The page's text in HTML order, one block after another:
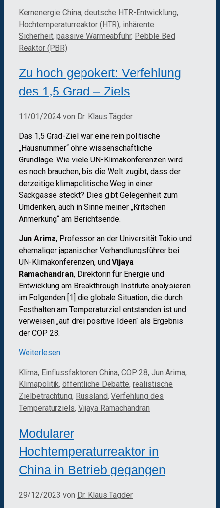
Kategorien
Kernenergie Schlagwörter
China, deutsche HTR-Entwicklung,
Hochtemperaturreaktor (HTR), inhärente
Sicherheit, passive Wärmeabfuhr, Pebble Bed
Reaktor (PBR)
Zu hoch gepokert: Verfehlung
des 1,5 Grad – Ziels
11/01/2024 von Dr. Klaus Tägder
Das 1,5 Grad-Ziel war eine rein politische
„Hausnummer“ ohne wissenschaftliche
Grundlage. Wie viele UN-Klimakonferenzen wird
es noch brauchen, bis die Welt zugibt, dass der
derzeitige klimapolitische Weg in einer
Sackgasse steckt? Dies gibt Gelegenheit zum
Umdenken, auch in Sinne meiner „Kritschen
Anmerkung“ am Berichtsende.
Jun Arima, Professor an der Universität Tokio und
ehemaliger japanischer Verhandlungsführer bei
UN-Klimakonferenzen, und Vijaya
Ramachandran, Direktorin für Energie und
Entwicklung am Breakthrough Institute analysieren
im Folgenden [1] die globale Situation, die durch
Festhalten am Temperaturziel entstanden ist und
verweisen „auf drei positive Ideen“ als Ergebnis
der COP 28.
Weiterlesen
Kategorien
Klima, Einflussfaktoren Schlagwörter
China, COP 28, Jun Arima,
Klimapolitik, öffentliche Debatte, realistische
Zielbetrachtung, Russland, Verfehlung des
Temperaturziels, Vijaya Ramachandran
Modularer
Hochtemperaturreaktor in
China in Betrieb gegangen
29/12/2023 von Dr. Klaus Tägder